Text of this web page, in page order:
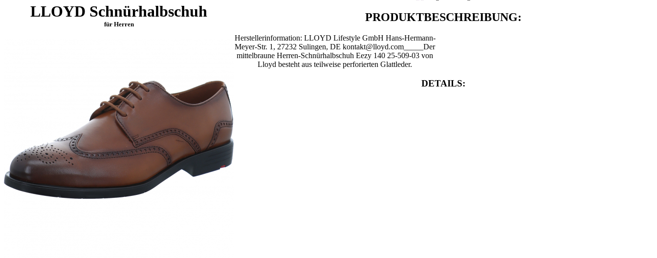
LLOYD Schnürhalbschuh
für Herren
PRODUKTBESCHREIBUNG:
Herstellerinformation: LLOYD Lifestyle GmbH Hans-Hermann-
Meyer-Str. 1, 27232 Sulingen, DE kontakt@lloyd.com_____Der
mittelbraune Herren-Schnürhalbschuh Eezy 140 25-509-03 von
Lloyd besteht aus teilweise perforierten Glattleder.
DETAILS: